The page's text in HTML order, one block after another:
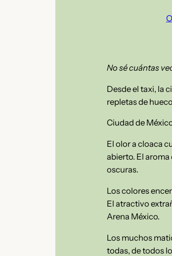
No sé cuántas
Desde el taxi, la
repletas de
Ciudad de
El olor a cloaca
abierto. El
oscuras.
Los colores
El atractivo
Arena México.
Los muchos
todas, de todos